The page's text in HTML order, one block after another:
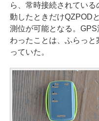
ら、常時接続されてい
動したときだけQZPOD
測位が可能となる。
わったことは、ふらっ
っていた。